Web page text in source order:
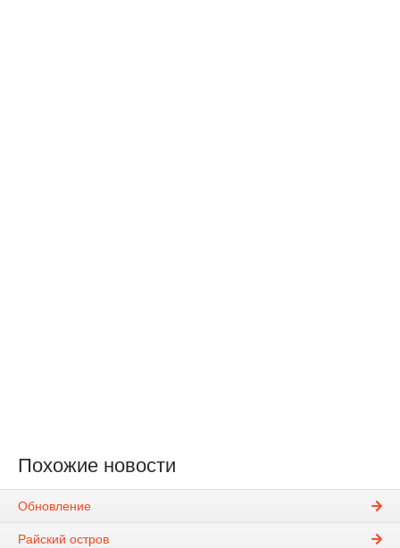
Похожие новости
Обновление
Райский остров